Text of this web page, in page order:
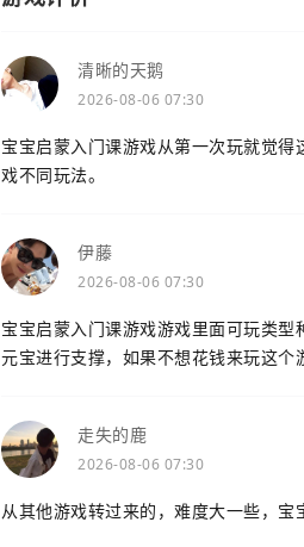
清晰的天鹅
2026-08-06 07:30
宝宝启蒙入门课游戏从第一次玩就觉
戏不同玩法。
伊藤
2026-08-06 07:30
宝宝启蒙入门课游戏游戏里面可玩类
元宝进行支撑，如果不想花钱来玩这个
走失的鹿
2026-08-06 07:30
从其他游戏转过来的，难度大一些，宝